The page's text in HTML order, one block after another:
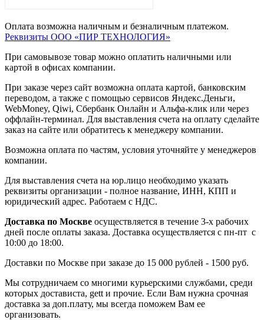
Оплата возможна наличным и безналичным платежом.
Реквизиты ООО «ПИР ТЕХНОЛОГИЯ»
При самовывозе товар можно оплатить наличными или
картой в офисах компании.
При заказе через сайт возможна оплата картой, банковским
переводом, а также с помощью сервисов Яндекс.Деньги,
WebMoney, Qiwi, Сбербанк Онлайн и Альфа-клик или через
оффлайн-терминал. Для выставления счета на оплату сделайте
заказ на сайте или обратитесь к менеджеру компании.
Возможна оплата по частям, условия уточняйте у менеджеров
компании.
Для выставления счета на юр.лицо необходимо указать
реквизиты организации - полное название, ИНН, КПП и
юридический адрес. Работаем с НДС.
Доставка по Москве осуществляется в течение 3-х рабочих
дней после оплаты заказа. Доставка осуществляется с пн-пт с
10:00 до 18:00.
Доставки по Москве при заказе до 15 000 рублей - 1500 руб.
Мы сотрудничаем со многими курьерскими службами, среди
которых достависта, gett и прочие. Если Вам нужна срочная
доставка за доп.плату, мы всегда поможем Вам ее
организовать.